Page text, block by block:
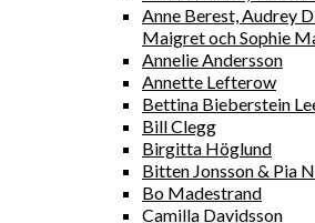
Anne Berest, Audrey
Maigret och Sophie
Annelie Andersson
Annette Lefterow
Bettina Bieberstein
Bill Clegg
Birgitta Höglund
Bitten Jonsson & Pia
Bo Madestrand
Camilla Davidsson